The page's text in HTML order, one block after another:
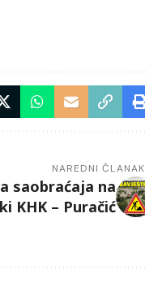
NAREDNI ČLANAK
saobraćaja na
KHK – Puračić